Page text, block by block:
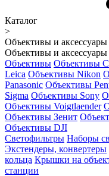
Каталог
>
Объективы и аксессуары
Объективы и аксессуары
Объективы Объективы
Leica Объективы Nikon
Panasonic Объективы
Sigma Объективы Sony
Объективы Voigtlaender
Объективы Зенит
Объективы DJI
Светофильтры Наборы
Экстендеры, конвертеры
кольца Крышки на
станции